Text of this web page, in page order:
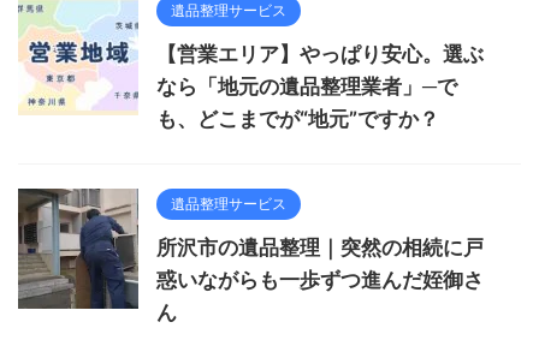
遺品整理サービス
【営業エリア】やっぱり安心。選ぶ
なら「地元の遺品整理業者」─で
も、どこまでが“地元”ですか？
遺品整理サービス
所沢市の遺品整理｜突然の相続に戸
惑いながらも一歩ずつ進んだ姪御さ
ん